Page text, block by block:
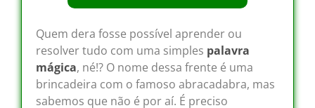
Quem dera fosse possível aprender ou
resolver tudo com uma simples palavra
mágica, né!? O nome dessa frente é uma
brincadeira com o famoso abracadabra, mas
sabemos que não é por aí. É preciso